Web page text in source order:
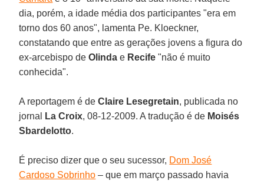
dia, porém, a idade média dos participantes "era em
torno dos 60 anos", lamenta Pe. Kloeckner,
constatando que entre as gerações jovens a figura do
ex-arcebispo deOlinda e Recife "não é muito
conhecida".
A reportagem é deClaire Lesegretain, publicada no
jornal
La Croix, 08-12-2009. A tradução é de Moisés
Sbardelotto.
É preciso dizer que o seu sucessor, Dom José
Cardoso Sobrinho – que em março passado havia